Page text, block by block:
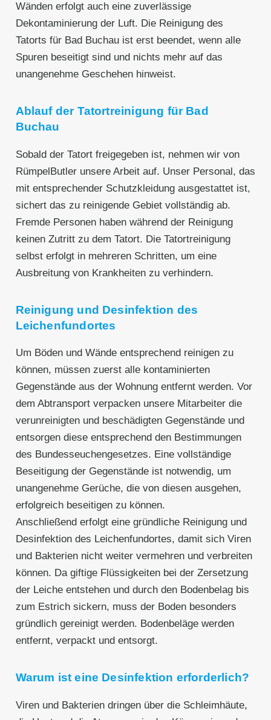
Wänden erfolgt auch eine zuverlässige
Dekontaminierung der Luft. Die Reinigung des
Tatorts für Bad Buchau ist erst beendet, wenn alle
Spuren beseitigt sind und nichts mehr auf das
unangenehme Geschehen hinweist.
Ablauf der Tatortreinigung für Bad
Buchau
Sobald der Tatort freigegeben ist, nehmen wir von
RümpelButler unsere Arbeit auf. Unser Personal, das
mit entsprechender Schutzkleidung ausgestattet ist,
sichert das zu reinigende Gebiet vollständig ab.
Fremde Personen haben während der Reinigung
keinen Zutritt zu dem Tatort. Die Tatortreinigung
selbst erfolgt in mehreren Schritten, um eine
Ausbreitung von Krankheiten zu verhindern.
Reinigung und Desinfektion des
Leichenfundortes
Um Böden und Wände entsprechend reinigen zu
können, müssen zuerst alle kontaminierten
Gegenstände aus der Wohnung entfernt werden. Vor
dem Abtransport verpacken unsere Mitarbeiter die
verunreinigten und beschädigten Gegenstände und
entsorgen diese entsprechend den Bestimmungen
des Bundesseuchengesetzes. Eine vollständige
Beseitigung der Gegenstände ist notwendig, um
unangenehme Gerüche, die von diesen ausgehen,
erfolgreich beseitigen zu können.
Anschließend erfolgt eine gründliche Reinigung und
Desinfektion des Leichenfundortes, damit sich Viren
und Bakterien nicht weiter vermehren und verbreiten
können. Da giftige Flüssigkeiten bei der Zersetzung
der Leiche entstehen und durch den Bodenbelag bis
zum Estrich sickern, muss der Boden besonders
gründlich gereinigt werden. Bodenbeläge werden
entfernt, verpackt und entsorgt.
Warum ist eine Desinfektion erforderlich?
Viren und Bakterien dringen über die Schleimhäute,